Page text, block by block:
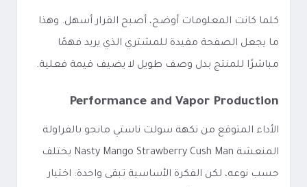
كلما كانت المعلومات أوضح، أصبح القرار أسهل. وهذا
ما يجعل الصفحة مفيدة للمشتري الذي يريد فهمًا
مباشرًا للمنتج بدل وصف طويل لا يضيف قيمة فعلية.
Performance and Vapor Production
الأداء المتوقع من نكهة سولت ناستي مانجو بالفراولة
المنعشة Nasty Mango Strawberry Cush Man يختلف
حسب نوعه، لكن الفكرة الأساسية تبقى واحدة: اختيار